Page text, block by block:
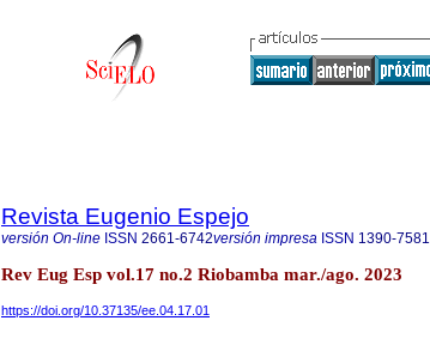
Revista Eugenio Espejo
versión On-line ISSN 2661-6742versión impresa ISSN 1390-7581
Rev Eug Esp vol.17 no.2 Riobamba mar./ago. 2023
https://doi.org/10.37135/ee.04.17.01